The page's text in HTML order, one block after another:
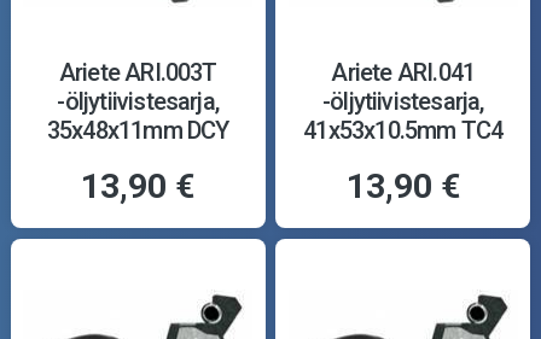
Ariete ARI.003T
-öljytiivistesarja,
35x48x11mm DCY
13,90 €
Ariete ARI.041
-öljytiivistesarja,
41x53x10.5mm TC4
13,90 €